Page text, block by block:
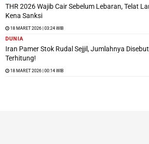
THR 2026 Wajib Cair Sebelum Lebaran, Telat
Kena Sanksi
18 MARET 2026 | 03:24 WIB
DUNIA
Iran Pamer Stok Rudal Sejjil, Jumlahnya
Terhitung!
18 MARET 2026 | 00:14 WIB